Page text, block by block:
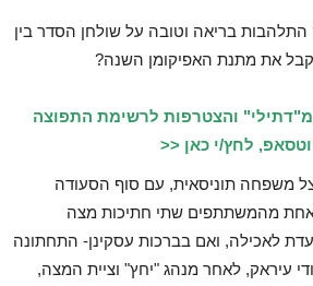
התלהבות בריאה וטובה על שולחן הסדר בין
את מתנת האפיקומן השנה?
והצטרפות לרשימת התפוצה
לחץ/י כאן <<
משפחה תוניסאית, עם סוף הסעודה
מהמשתתפים שתי חתיכות מצה
לאכילה, ואם בברכות עסקינן- התחתונה
עיראק, לאחר מנהג "יחץ" וציית המצה,